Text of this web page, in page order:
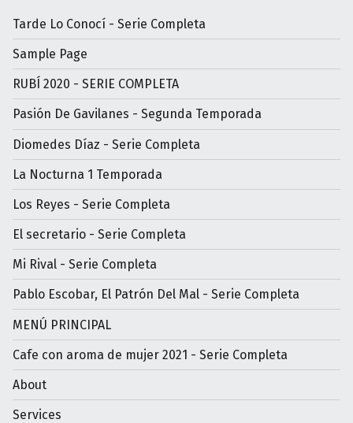
Tarde Lo Conocí - Serie Completa
Sample Page
RUBÍ 2020 - SERIE COMPLETA
Pasión De Gavilanes - Segunda Temporada
Diomedes Díaz - Serie Completa
La Nocturna 1 Temporada
Los Reyes - Serie Completa
El secretario - Serie Completa
Mi Rival - Serie Completa
Pablo Escobar, El Patrón Del Mal - Serie Completa
MENÚ PRINCIPAL
Cafe con aroma de mujer 2021 - Serie Completa
About
Services